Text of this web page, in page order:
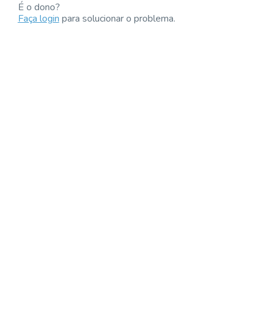
É o dono?
Faça loginpara solucionar o problema.